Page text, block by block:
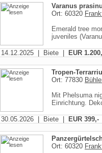
Varanus
Ort: 60320
Emerald tree
juveniles
14.12.2025 | Biete | EUR
Tropen-
Ort: 77830
Mit Phelsuma
Einrichtung.
30.05.2026 | Biete | EUR 399,-
Ort: 60320